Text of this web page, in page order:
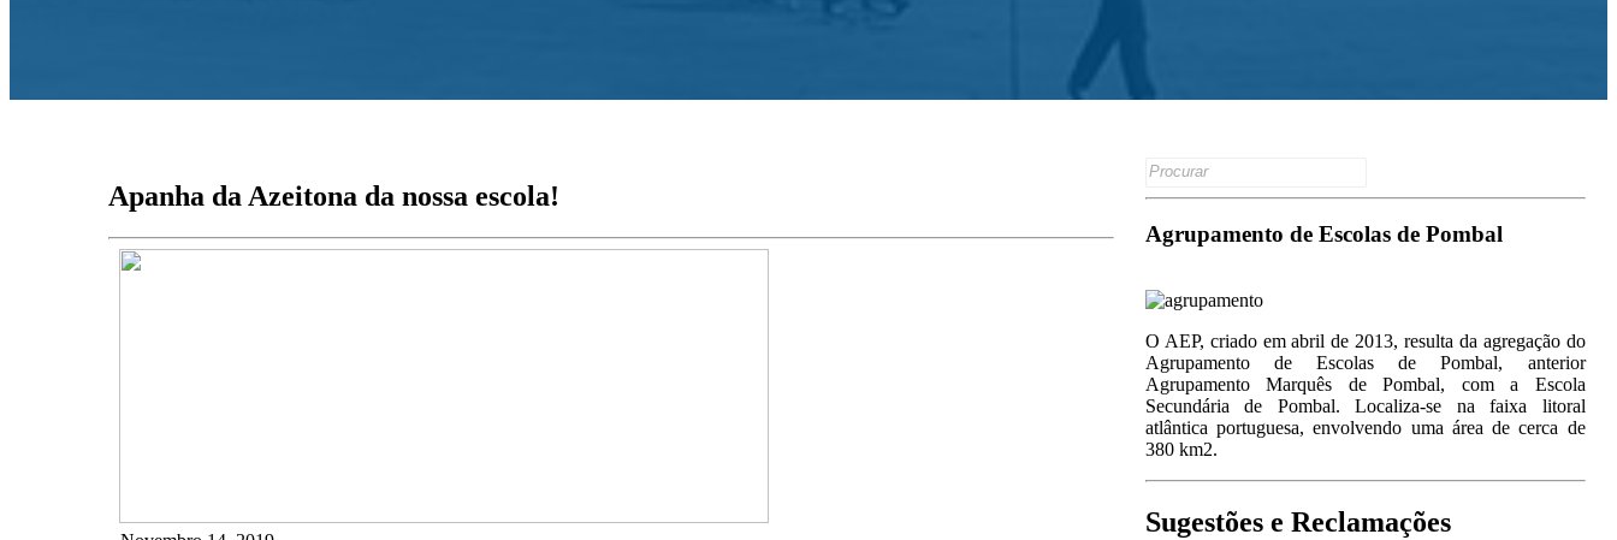
Apanha da Azeitona da nossa escola!
Search
Agrupamento de Escolas de Pombal
O AEP, criado em abril de 2013, resulta da agregação do
Agrupamento de Escolas de Pombal, anterior
Agrupamento Marquês de Pombal, com a Escola
Secundária de Pombal. Localiza-se na faixa litoral
atlântica portuguesa, envolvendo uma área de cerca de
380 km2.
Sugestões e Reclamações